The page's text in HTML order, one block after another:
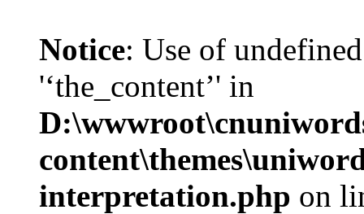
Notice: Use of
'‘the_content’' in
interpretation.php on